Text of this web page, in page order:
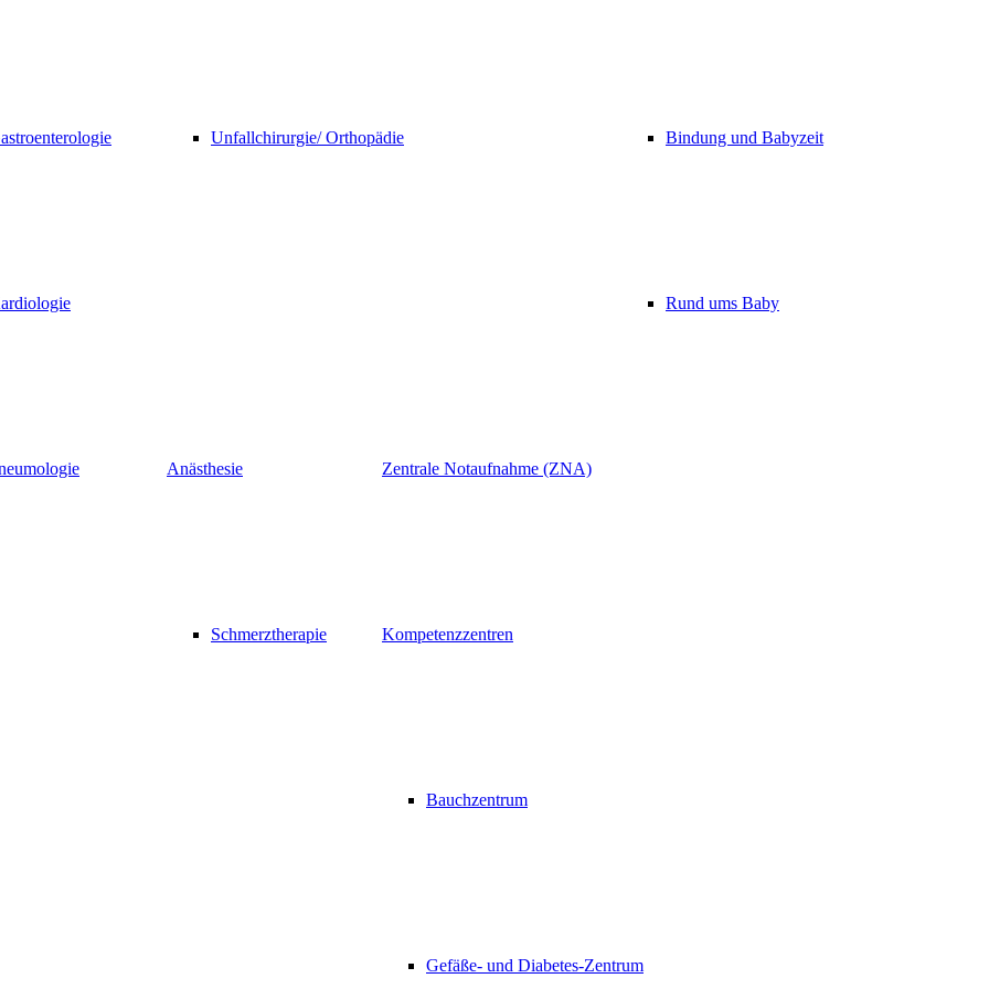
Unfallchirurgie/ Orthopädie Bindung und Babyzeit
Rund ums Baby
Anästhesie
Schmerztherapie
Zentrale Notaufnahme (ZNA)
Kompetenzzentren
Bauchzentrum
Gefäße- und Diabetes-Zentrum